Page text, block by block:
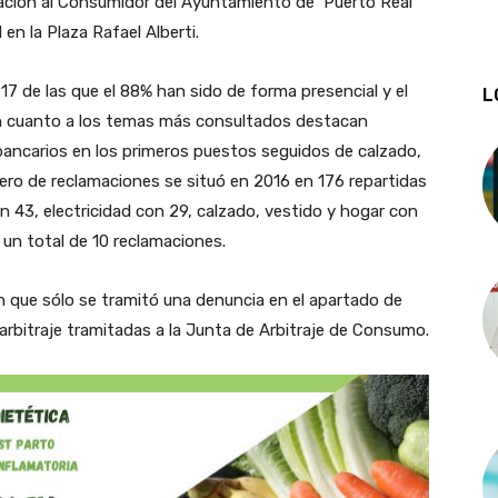
la Plaza Rafael Alberti.
de las que el 88% han sido de forma presencial y el
a los temas más consultados destacan
en los primeros puestos seguidos de calzado,
de reclamaciones se situó en 2016 en 176 repartidas
43, electricidad con 29, calzado, vestido y hogar con
total de 10 reclamaciones.
sólo se tramitó una denuncia en el apartado de
tramitadas a la Junta de Arbitraje de Consumo.